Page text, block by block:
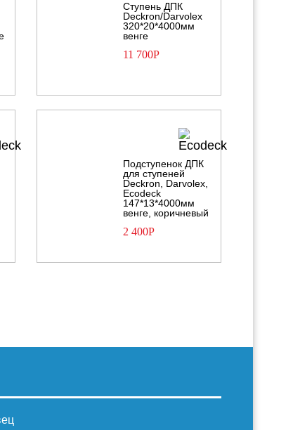
Ступень ДПК
Deckron/Darvolex
320*20*4000мм
венге
11 700Р
Подступенок ДПК
для ступеней
Deckron, Darvolex,
Ecodeck
147*13*4000мм
венге, коричневый
2 400Р